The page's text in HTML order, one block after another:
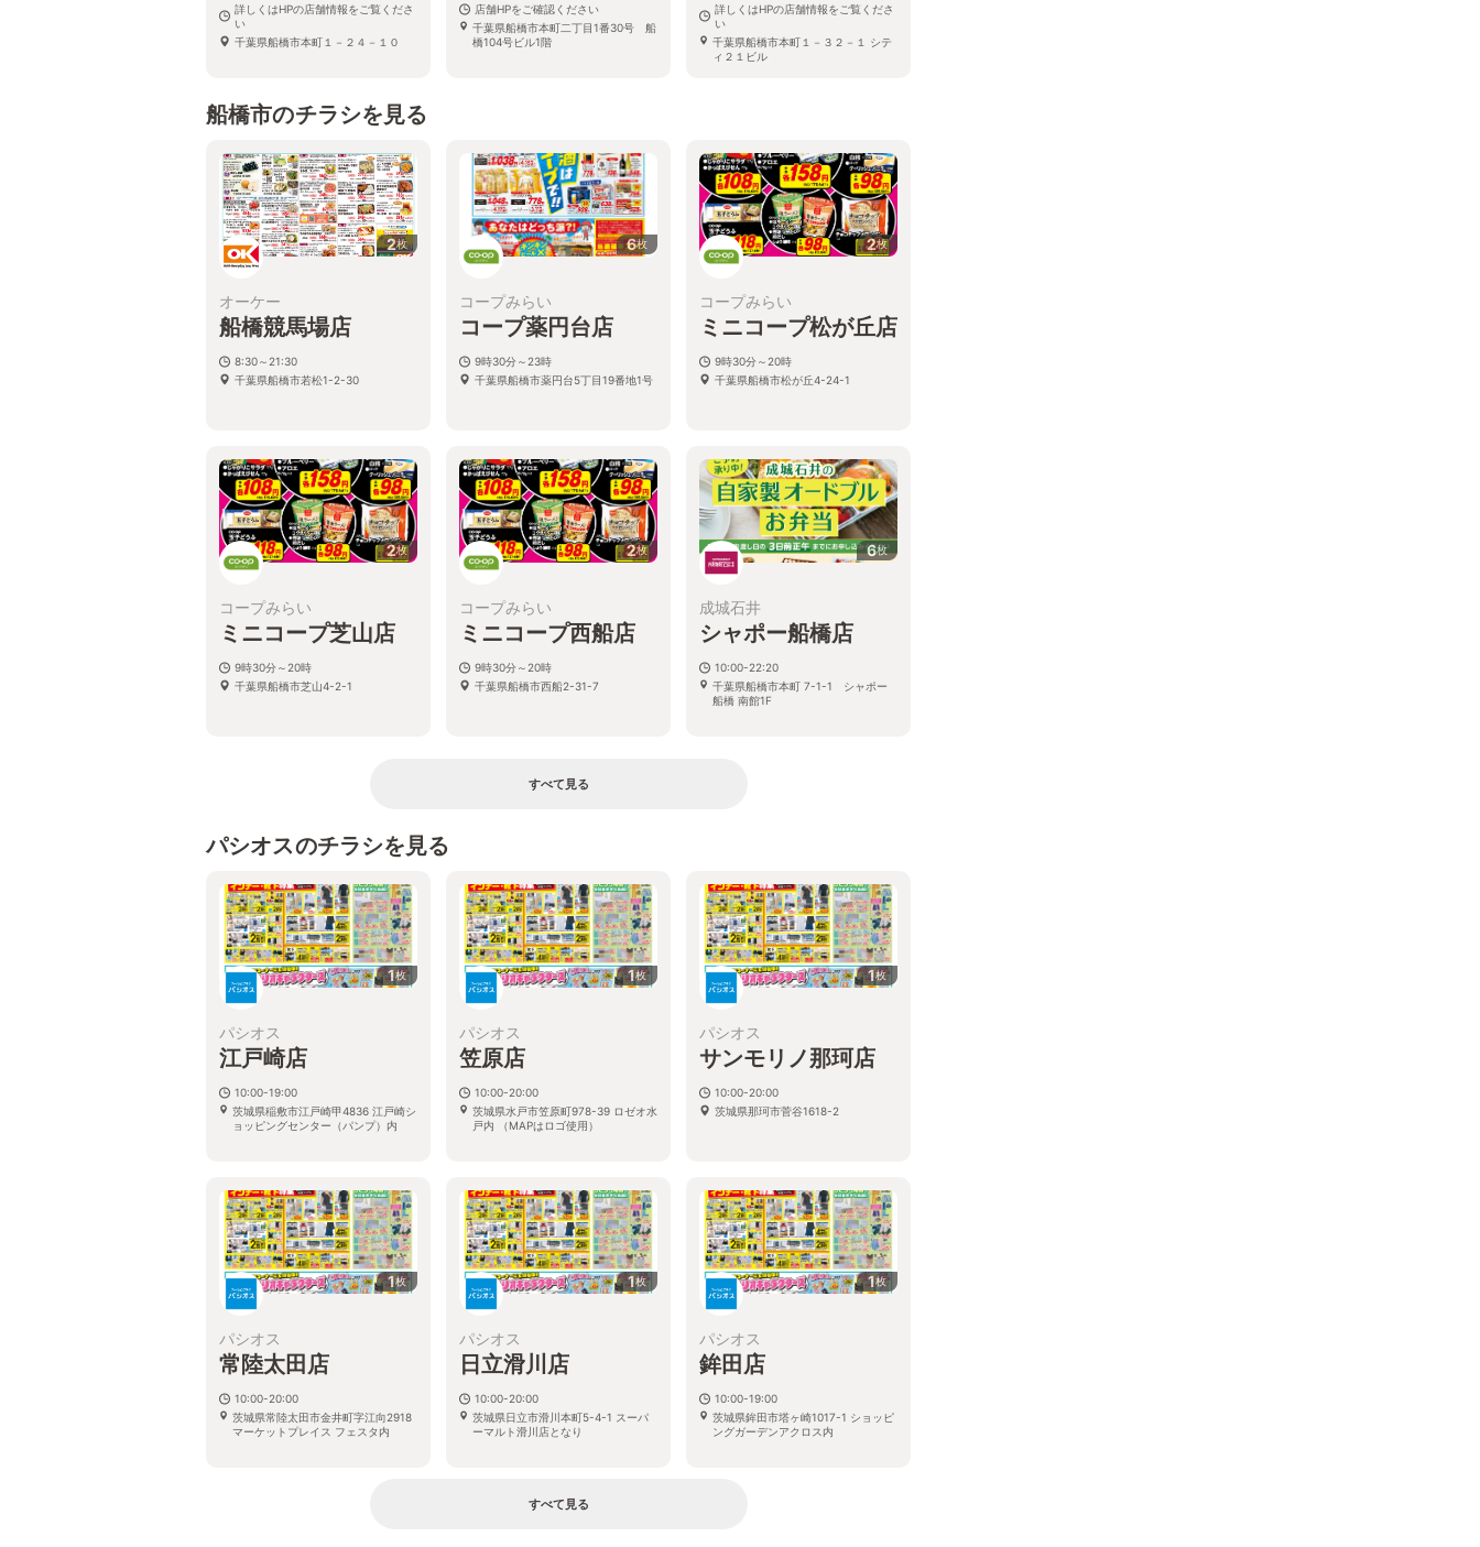
詳しくはHPの店舗情報をご覧くださ
い
千葉県船橋市本町１－２４－１０
店舗HPをご確認ください
千葉県船橋市本町二丁目1番30号 船
橋104号ビル1階
詳しくはHPの店舗情報をご覧くださ
い
千葉県船橋市本町１－３２－１ シテ
ィ２１ビル
船橋市のチラシを見る
2枚
オーケー
船橋競馬場店
8:30～21:30
千葉県船橋市若松1-2-30
6枚
コープみらい
コープ薬円台店
9時30分～23時
千葉県船橋市薬円台5丁目19番地1号
2枚
コープみらい
ミニコープ松が丘店
9時30分～20時
千葉県船橋市松が丘4-24-1
2枚
コープみらい
ミニコープ芝山店
9時30分～20時
千葉県船橋市芝山4-2-1
2枚
コープみらい
ミニコープ西船店
9時30分～20時
千葉県船橋市西船2-31-7
6枚
成城石井
シャポー船橋店
10:00-22:20
千葉県船橋市本町 7-1-1 シャポー
船橋 南館1F
すべて見る
パシオスのチラシを見る
1枚
パシオス
江戸崎店
10:00-19:00
茨城県稲敷市江戸崎甲4836 江戸崎シ
ョッピングセンター（パンプ）内
1枚
パシオス
笠原店
10:00-20:00
茨城県水戸市笠原町978-39 ロゼオ水
戸内 （MAPはロゴ使用）
1枚
パシオス
サンモリノ那珂店
10:00-20:00
茨城県那珂市菅谷1618-2
1枚
パシオス
常陸太田店
10:00-20:00
茨城県常陸太田市金井町字江向2918
マーケットプレイス フェスタ内
1枚
パシオス
日立滑川店
10:00-20:00
茨城県日立市滑川本町5-4-1 スーパ
ーマルト滑川店となり
1枚
パシオス
鉾田店
10:00-19:00
茨城県鉾田市塔ヶ崎1017-1 ショッピ
ングガーデンアクロス内
すべて見る